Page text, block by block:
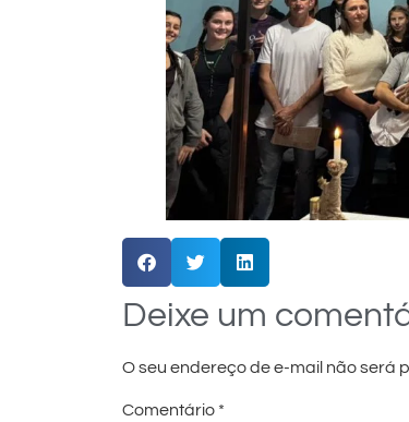
Deixe um
O seu endereço de e-mail não será
Comentário *